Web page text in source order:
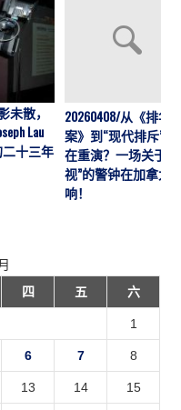
未散，
Lau
二十三年
20260408/从《排华
案》到“现代排斥”历
在重演？一场关于“
视”的警钟在加拿大
响！
四 五 六
1
6 7 8
13 14 15